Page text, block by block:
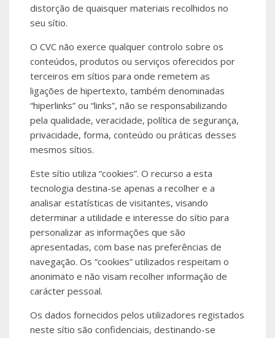
distorção de quaisquer materiais recolhidos no
seu sítio.
O CVC não exerce qualquer controlo sobre os
conteúdos, produtos ou serviços oferecidos por
terceiros em sítios para onde remetem as
ligações de hipertexto, também denominadas
“hiperlinks” ou “links”, não se responsabilizando
pela qualidade, veracidade, política de segurança,
privacidade, forma, conteúdo ou práticas desses
mesmos sítios.
Este sítio utiliza “cookies”. O recurso a esta
tecnologia destina-se apenas a recolher e a
analisar estatísticas de visitantes, visando
determinar a utilidade e interesse do sítio para
personalizar as informações que são
apresentadas, com base nas preferências de
navegação. Os “cookies” utilizados respeitam o
anonimato e não visam recolher informação de
carácter pessoal.
Os dados fornecidos pelos utilizadores registados
neste sítio são confidenciais, destinando-se